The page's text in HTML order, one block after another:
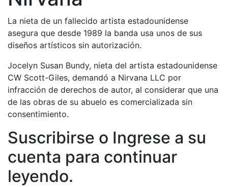
La nieta de un fallecido artista estadounidense
asegura que desde 1989 la banda usa unos de sus
diseños artísticos sin autorización.
Jocelyn Susan Bundy, nieta del artista estadounidense
CW Scott-Giles, demandó a Nirvana LLC por
infracción de derechos de autor, al considerar que una
de las obras de su abuelo es comercializada sin
consentimiento.
Suscribirse o Ingrese a su
cuenta para continuar
leyendo.